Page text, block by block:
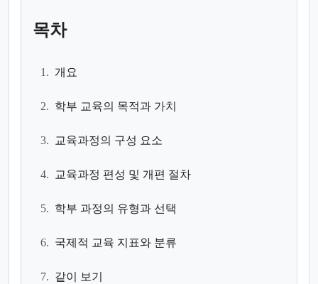
목차
1. 개요
2. 학부 교육의 목적과 가치
3. 교육과정의 구성 요소
4. 교육과정 편성 및 개편 절차
5. 학부 과정의 유형과 선택
6. 국제적 교육 지표와 분류
7. 같이 보기